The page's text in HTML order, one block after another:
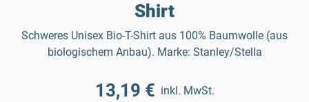
Shirt
Schweres Unisex Bio-T-Shirt aus 100% Baumwolle (aus
biologischem Anbau). Marke: Stanley/Stella
13,19 € inkl. MwSt.